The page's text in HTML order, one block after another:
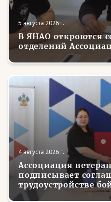
5 августа 2026 г.
В ЯНАО откроются
отделений
4 августа 2026 г.
Ассоциация
подписывает
трудоустройстве
занятости в